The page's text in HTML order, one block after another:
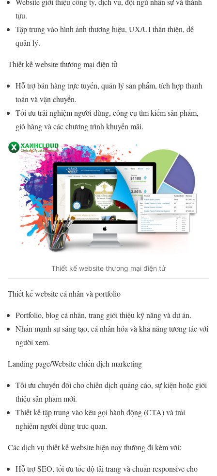
tựu.
Tập trung vào hình ảnh thương hiệu, UX/UI thân thiện, dễ
quản lý.
Thiết kế website thương mại điện tử
Hỗ trợ bán hàng trực tuyến, quản lý sản phẩm, tích hợp thanh
toán và vận chuyển.
Tối ưu trải nghiệm người dùng, công cụ tìm kiếm sản phẩm,
giỏ hàng và các chương trình khuyến mãi.
Thiết kế website thương mại điện tử
Thiết kế website cá nhân và portfolio
Portfolio, blog cá nhân, trang giới thiệu kỹ năng và dự án.
Nhấn mạnh sự sáng tạo, cá nhân hóa và khả năng tương tác với
người xem.
Landing page/Website chiến dịch marketing
Tối ưu chuyển đổi cho chiến dịch quảng cáo, sự kiện hoặc giới
thiệu sản phẩm mới.
Thiết kế tập trung vào kêu gọi hành động (CTA) và trải
nghiệm người dùng trực quan.
Các dịch vụ thiết kế website hiện nay thường đi kèm với:
Hỗ trợ SEO, tối ưu tốc độ tải trang và chuẩn responsive cho